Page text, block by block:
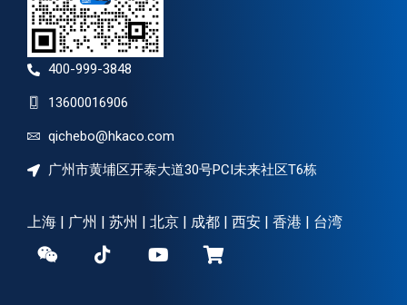
400-999-3848
13600016906
qichebo@hkaco.com
广州市黄埔区开泰大道30号PCI未来社区T6栋
上海 | 广州 | 苏州 | 北京 | 成都 | 西安 | 香港 | 台湾